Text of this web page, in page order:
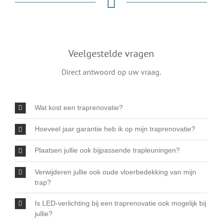
Veelgestelde vragen
Direct antwoord op uw vraag.
Wat kost een traprenovatie?
Hoeveel jaar garantie heb ik op mijn traprenovatie?
Plaatsen jullie ook bijpassende trapleuningen?
Verwijderen jullie ook oude vloerbedekking van mijn
trap?
Is LED-verlichting bij een traprenovatie ook mogelijk bij
jullie?